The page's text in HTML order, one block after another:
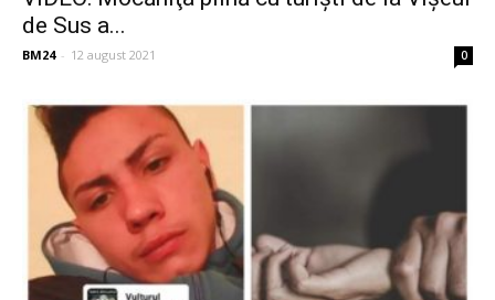
de Sus a...
BM24 - 12 august 2021 0